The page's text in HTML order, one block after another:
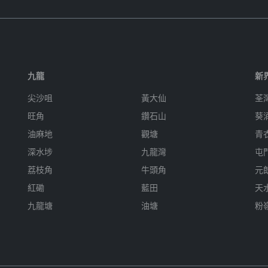
九龍
尖沙咀
旺角
油麻地
深水埗
荔枝角
紅磡
九龍塘
黃大仙
鑽石山
觀塘
九龍灣
牛頭角
藍田
油塘
新
荃
葵
青
屯
元
天
粉